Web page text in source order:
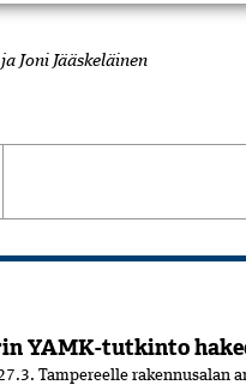
Joni Jääskeläinen
YAMK-tutkinto
Tampereelle rakennusalan